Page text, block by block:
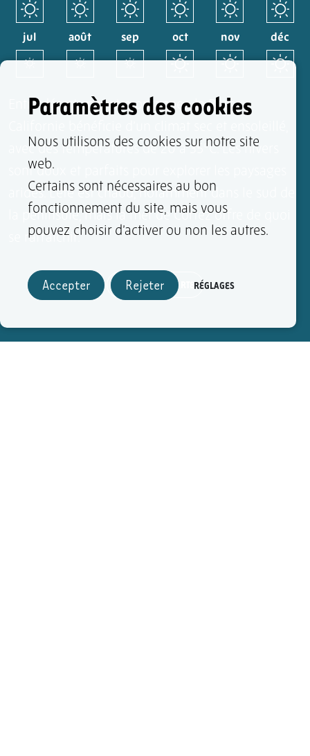
Paramètres des cookies
Nous utilisons des cookies sur notre site
web.
Certains sont nécessaires au bon
fonctionnement du site, mais vous
pouvez choisir d’activer ou non les autres.
Accepter Rejeter RÉGLAGES
jul août sep oct nov déc
Entre désert, mer et montagnes, la Basse-
avec des températures de 20 à 35°C. Les hivers
sont doux et parfaits pour explorer les paysages
arides. L’été est chaud, notamment dans le sud de
la péninsule, mais la mer de Cortez offre de quoi
se rafraîchir.
+
−
AGRANDIR LA CARTE